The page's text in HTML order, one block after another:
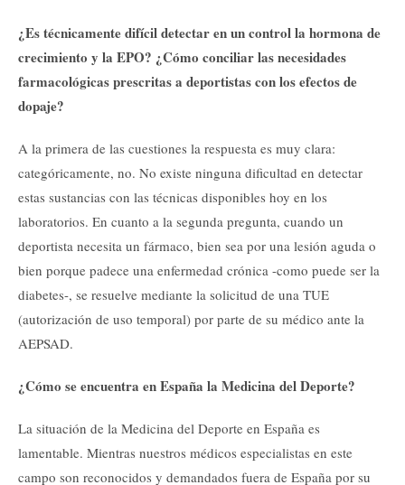
¿Es técnicamente difícil detectar en un control la hormona de
crecimiento y la EPO? ¿Cómo conciliar las necesidades
farmacológicas prescritas a deportistas con los efectos de
dopaje?
A la primera de las cuestiones la respuesta es muy clara:
categóricamente, no. No existe ninguna dificultad en detectar
estas sustancias con las técnicas disponibles hoy en los
laboratorios. En cuanto a la segunda pregunta, cuando un
deportista necesita un fármaco, bien sea por una lesión aguda o
bien porque padece una enfermedad crónica -como puede ser la
diabetes-, se resuelve mediante la solicitud de una TUE
(autorización de uso temporal) por parte de su médico ante la
AEPSAD.
¿Cómo se encuentra en España la Medicina del Deporte?
La situación de la Medicina del Deporte en España es
lamentable. Mientras nuestros médicos especialistas en este
campo son reconocidos y demandados fuera de España por su